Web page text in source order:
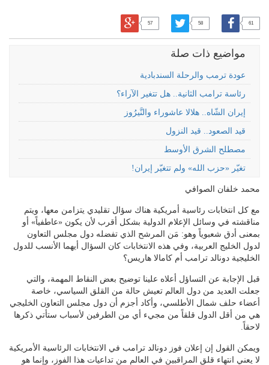
61
58
57
مواضيع ذات صلة
عودة ترمب والرحلة السندبادية
رئاسة ترامب الثانية.. هل تتغير الآراء؟
إيران الشّاه.. هلالا عاشوراء والنَّيرُوز
قيد الصعود.. قيد النزول
مصطلح الشرق الأوسط
تغيّر «حزب الله» ولم تتغيّر إيران!
محمد خلفان الصوافي
مع كل انتخابات رئاسية أمريكية هناك سؤال تقليدي يتزامن معها، ويتم
مناقشته في وسائل الإعلام الدولية بشكل أقرب لأن يكون «عاطفياً» أو
بمعنى أدق شعبوياً وهو: مَن المرشح الذي تفضله دول مجلس التعاون
لدول الخليج العربية، وفي هذه الانتخابات كان السؤال أيهما الأنسب للدول
الخليجية دونالد ترامب أم كامالا هاريس؟
قبل الإجابة عن التساؤل أعلاه علينا توضيح بعض النقاط المهمة، والتي
جعلت العديد من دول العالم تعيش حالة من القلق السياسي، خاصة
أعضاء حلف شمال الأطلسي، وأكاد أجزم أن دول مجلس التعاون الخليجي
هي من أقل الدول قلقاً من مجيء أي من الطرفين لأسباب ستأتي ذكرها
لاحقاً.
ويمكن القول إن إعلان فوز دونالد ترامب في الانتخابات الرئاسية الأمريكية
لا يعني انتهاء قلق المراقبين في العالم من تداعيات هذا الفوز، وإنما هو